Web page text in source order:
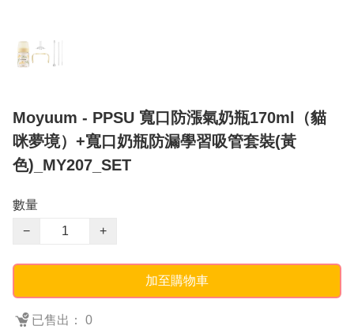
Moyuum - PPSU 寬口防漲氣奶瓶170ml（貓
咪夢境）+寬口奶瓶防漏學習吸管套裝(黃
色)_MY207_SET
數量
−
+
加至購物車
已售出： 0